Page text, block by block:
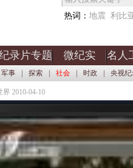
热词： 地震 利比
录片专题 微纪实 名人
军事 探索 社会 时政 央视
2010-04-10